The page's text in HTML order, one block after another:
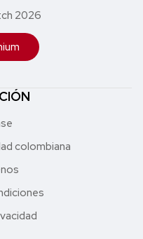
2026
colombiana